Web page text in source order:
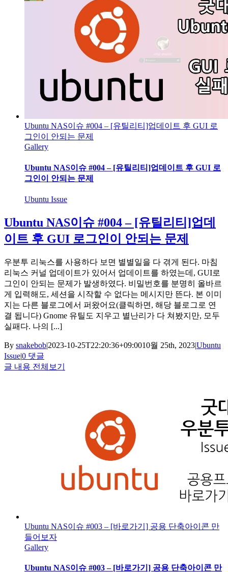
Ubuntu NAS이슈 #004 – [유틸리티]업데이트 후 GUI 로
그인이 안되는 문제
Gallery
Ubuntu NAS이슈 #004 – [유틸리티]업데이트 후 GUI 로
그인이 안되는 문제
Ubuntu Issue
Ubuntu NAS이슈 #004 – [유틸리티]업데
이트 후 GUI 로그인이 안되는 문제
우분투 리눅스를 사용하다 보면 별별일을 다 겪게 된다. 마침
리눅스 커널 업데이트가 있어서 업데이트를 하였는데, GUI로
그인이 안되는 문제가 발생하였다. 비밀번호를 분명히 올바르
게 입력해도, 세션을 시작할 수 없다는 메시지만 뜬다. 본 이미
지는 다른 블로그에서 퍼왔어요(클릭하면, 해당 블로그로 연
결 됩니다) Gnome 유틸도 지우고 별난리가 다 쳐봤지만, 모두
실패다. 나의 [...]
By snakebob|2023-10-25T22:20:36+09:0010월 25th, 2023|Ubuntu
Issue|0 댓글
글 내용 전체보기
Ubuntu NAS이슈 #003 – [바로가기] 공용 단축아이콘 만
들어보자
Gallery
Ubuntu NAS이슈 #003 – [바로가기] 공용 단축아이콘 만